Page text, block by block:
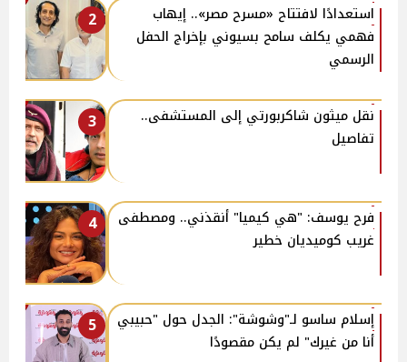
2
استعدادًا لافتتاح «مسرح مصر».. إيهاب
فهمي يكلف سامح بسيوني بإخراج الحفل
الرسمي
3
نقل ميثون شاكربورتي إلى المستشفى..
تفاصيل
4
فرح يوسف: "هي كيميا" أنقذني.. ومصطفى
غريب كوميديان خطير
5
إسلام ساسو لـ"وشوشة": الجدل حول "حبيبي
أنا من غيرك" لم يكن مقصودًا